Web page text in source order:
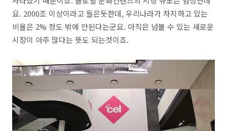
요. 2000조 이상이라고 들은듯한데, 우리나라가 차지하고 있는
비율은 2% 정도 밖에 안된다는군요. 아직은 넘볼 수 있는 새로운
시장이 아주 많다는 뜻도 되는것이죠.